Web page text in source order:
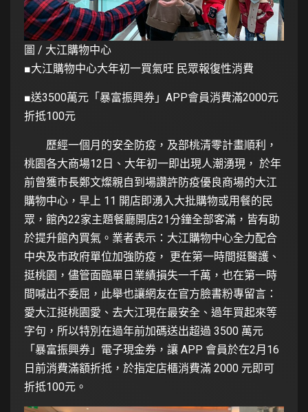
圖 / 大江購物中心
■大江購物中心大年初一買氣旺 民眾報復性消費
■送3500萬元「暴富振興券」APP會員消費滿2000元
折抵100元
歷經一個月的安全防疫，及部桃清零計畫順利，
桃園各大商場12日、大年初一即出現人潮湧現， 於年
前曾獲市長鄭文燦親自到場讚許防疫優良商場的大江
購物中心，早上 11 開店即湧入大批購物或用餐的民
眾，館內22家主題餐廳開店21分鐘全部客滿，皆有助
於提升館內買氣。業者表示：大江購物中心全力配合
中央及市政府單位加強防疫， 更在第一時間挺醫護、
挺桃園，儘管面臨單日業績損失一千萬，也在第一時
間喊出不委屈，此舉也讓網友在官方臉書粉專留言：
愛大江挺桃園愛、去大江現在最安全、過年買起來等
字句，所以特別在過年前加碼送出超過 3500 萬元
「暴富振興券」電子現金券，讓 APP 會員於在2月16
日前消費滿額折抵，於指定店櫃消費滿 2000 元即可
折抵100元。